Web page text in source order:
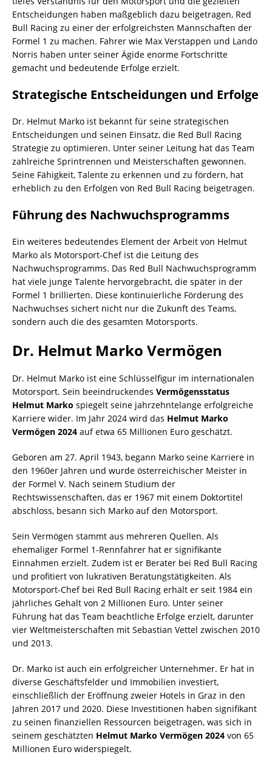
Entscheidungen haben maßgeblich dazu beigetragen, Red
Bull Racing zu einer der erfolgreichsten Mannschaften der
Formel 1 zu machen. Fahrer wie Max Verstappen und Lando
Norris haben unter seiner Ägide enorme Fortschritte
gemacht und bedeutende Erfolge erzielt.
Strategische Entscheidungen und Erfolge
Dr. Helmut Marko ist bekannt für seine strategischen
Entscheidungen und seinen Einsatz, die Red Bull Racing
Strategie zu optimieren. Unter seiner Leitung hat das Team
zahlreiche Sprintrennen und Meisterschaften gewonnen.
Seine Fähigkeit, Talente zu erkennen und zu fördern, hat
erheblich zu den Erfolgen von Red Bull Racing beigetragen.
Führung des Nachwuchsprogramms
Ein weiteres bedeutendes Element der Arbeit von Helmut
Marko als Motorsport-Chef ist die Leitung des
Nachwuchsprogramms. Das Red Bull Nachwuchsprogramm
hat viele junge Talente hervorgebracht, die später in der
Formel 1 brillierten. Diese kontinuierliche Förderung des
Nachwuchses sichert nicht nur die Zukunft des Teams,
sondern auch die des gesamten Motorsports.
Dr. Helmut Marko Vermögen
Dr. Helmut Marko ist eine Schlüsselfigur im internationalen
Motorsport. Sein beeindruckendes Vermögensstatus
Helmut Marko spiegelt seine jahrzehntelange erfolgreiche
Karriere wider. Im Jahr 2024 wird das Helmut Marko
Vermögen 2024 auf etwa 65 Millionen Euro geschätzt.
Geboren am 27. April 1943, begann Marko seine Karriere in
den 1960er Jahren und wurde österreichischer Meister in
der Formel V. Nach seinem Studium der
Rechtswissenschaften, das er 1967 mit einem Doktortitel
abschloss, besann sich Marko auf den Motorsport.
Sein Vermögen stammt aus mehreren Quellen. Als
ehemaliger Formel 1-Rennfahrer hat er signifikante
Einnahmen erzielt. Zudem ist er Berater bei Red Bull Racing
und profitiert von lukrativen Beratungstätigkeiten. Als
Motorsport-Chef bei Red Bull Racing erhält er seit 1984 ein
jährliches Gehalt von 2 Millionen Euro. Unter seiner
Führung hat das Team beachtliche Erfolge erzielt, darunter
vier Weltmeisterschaften mit Sebastian Vettel zwischen 2010
und 2013.
Dr. Marko ist auch ein erfolgreicher Unternehmer. Er hat in
diverse Geschäftsfelder und Immobilien investiert,
einschließlich der Eröffnung zweier Hotels in Graz in den
Jahren 2017 und 2020. Diese Investitionen haben signifikant
zu seinen finanziellen Ressourcen beigetragen, was sich in
seinem geschätzten Helmut Marko Vermögen 2024 von 65
Millionen Euro widerspiegelt.